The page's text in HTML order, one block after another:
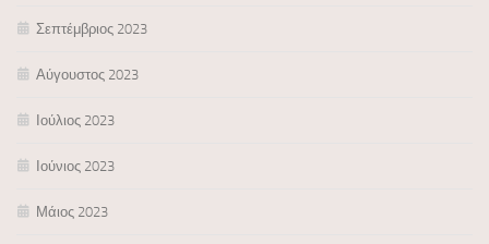
Σεπτέμβριος 2023
Αύγουστος 2023
Ιούλιος 2023
Ιούνιος 2023
Μάιος 2023